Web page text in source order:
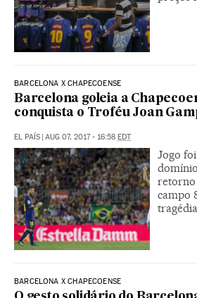
BARCELONA X CHAPECOENSE
Barcelona goleia a
conquista o Troféu Joan
EL PAÍS | AUG 07, 2017 - 16:58 EDT
Jogo
retorno
campo
tragédia
BARCELONA X CHAPECOENSE